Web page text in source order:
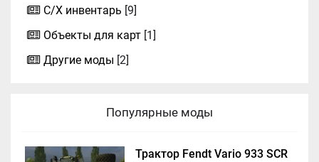
С/Х инвентарь [9]
Объекты для карт [1]
Другие моды [2]
Популярные моды
Трактор Fendt Vario 933 SCR